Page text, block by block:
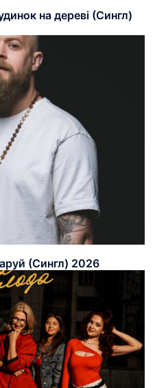
на дереві (Сингл)
(Сингл) 2026